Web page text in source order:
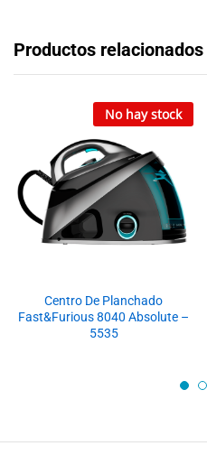
Productos relacionados
No hay stock
Centro De Planchado
Fast&Furious 8040 Absolute –
5535